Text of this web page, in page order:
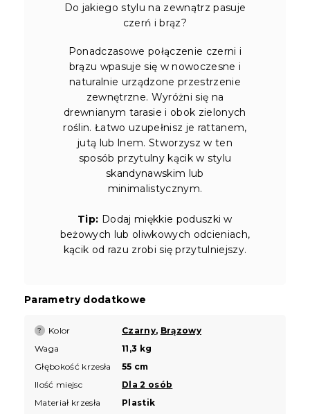
Do jakiego stylu na zewnątrz pasuje
czerń i brąz?
Ponadczasowe połączenie czerni i
brązu wpasuje się w nowoczesne i
naturalnie urządzone przestrzenie
zewnętrzne. Wyróżni się na
drewnianym tarasie i obok zielonych
roślin. Łatwo uzupełnisz je rattanem,
jutą lub lnem. Stworzysz w ten
sposób przytulny kącik w stylu
skandynawskim lub
minimalistycznym.
Tip: Dodaj miękkie poduszki w
beżowych lub oliwkowych odcieniach,
kącik od razu zrobi się przytulniejszy.
Parametry dodatkowe
? Kolor Czarny, Brązowy
Waga
11,3 kg
Głębokość krzesła
55 cm
Ilość miejsc
Dla 2 osób
Materiał krzesła
Plastik